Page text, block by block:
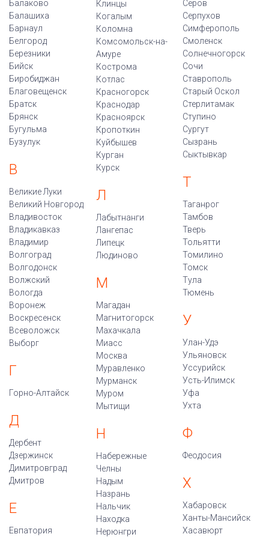
Балаково
Балашиха
Барнаул
Белгород
Березники
Бийск
Биробиджан
Благовещенск
Братск
Брянск
Бугульма
Бузулук
В
Великие Луки
Великий Новгород
Владивосток
Владикавказ
Владимир
Волгоград
Волгодонск
Волжский
Вологда
Воронеж
Воскресенск
Всеволожск
Выборг
Г
Горно-Алтайск
Д
Дербент
Дзержинск
Димитровград
Дмитров
Е
Евпатория
Клинцы
Когалым
Коломна
Комсомольск-на-
Амуре
Кострома
Котлас
Красногорск
Краснодар
Красноярск
Кропоткин
Куйбышев
Курган
Курск
Л
Лабытнанги
Лангепас
Липецк
Людиново
М
Магадан
Магнитогорск
Махачкала
Миасс
Москва
Муравленко
Мурманск
Муром
Мытищи
Н
Набережные
Челны
Надым
Назрань
Нальчик
Находка
Нерюнгри
Серов
Серпухов
Симферополь
Смоленск
Солнечногорск
Сочи
Ставрополь
Старый Оскол
Стерлитамак
Ступино
Сургут
Сызрань
Сыктывкар
Т
Таганрог
Тамбов
Тверь
Тольятти
Томилино
Томск
Тула
Тюмень
У
Улан-Удэ
Ульяновск
Уссурийск
Усть-Илимск
Уфа
Ухта
Ф
Феодосия
Х
Хабаровск
Ханты-Мансийск
Хасавюрт